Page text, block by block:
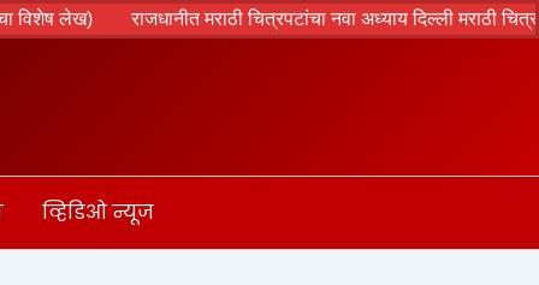
राजधानीत मराठी चित्रपटांचा नवा अध्याय दिल्ली मराठी चित्रपट
व्हिडिओ न्यूज